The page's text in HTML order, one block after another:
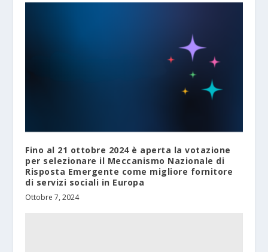
Fino al 21 ottobre 2024 è aperta la votazione
per selezionare il Meccanismo Nazionale di
Risposta Emergente come migliore fornitore
di servizi sociali in Europa
Ottobre 7, 2024